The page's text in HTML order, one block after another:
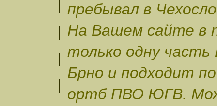
пребывал в
На Вашем сайте в
только одну
Брно и подходит
ортб ПВО ЮГВ.